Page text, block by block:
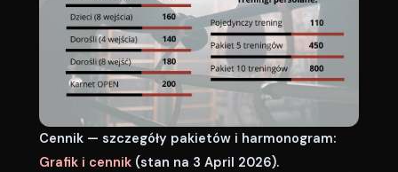
Cennik — szczegóły pakietów i harmonogram:
Grafik i cennik (stan na 3 April 2026).